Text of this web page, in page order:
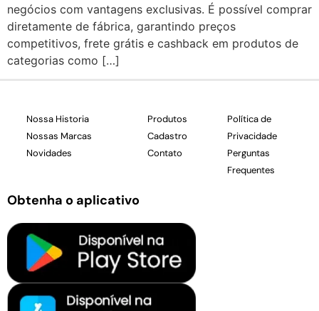
negócios com vantagens exclusivas. É possível comprar
diretamente de fábrica, garantindo preços
competitivos, frete grátis e cashback em produtos de
categorias como […]
Nossa Historia
Nossas Marcas
Novidades
Produtos
Cadastro
Contato
Política de
Privacidade
Perguntas
Frequentes
Obtenha o aplicativo